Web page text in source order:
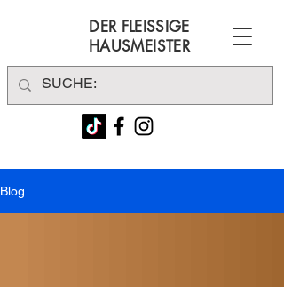
DER FLEISSIGE
HAUSMEISTER
Blog